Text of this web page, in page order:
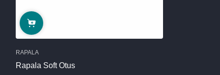
RAPALA
Rapala Soft Otus